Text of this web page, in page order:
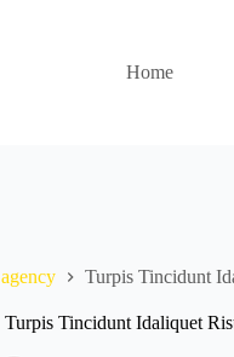
Home
agency Turpis Tincidunt
Turpis Tincidunt Idaliquet